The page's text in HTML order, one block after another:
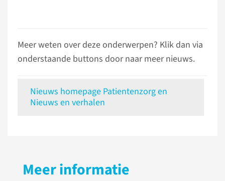
Meer weten over deze onderwerpen? Klik dan via
onderstaande buttons door naar meer nieuws.
Nieuws homepage Patientenzorg en
Nieuws en verhalen
Meer informatie